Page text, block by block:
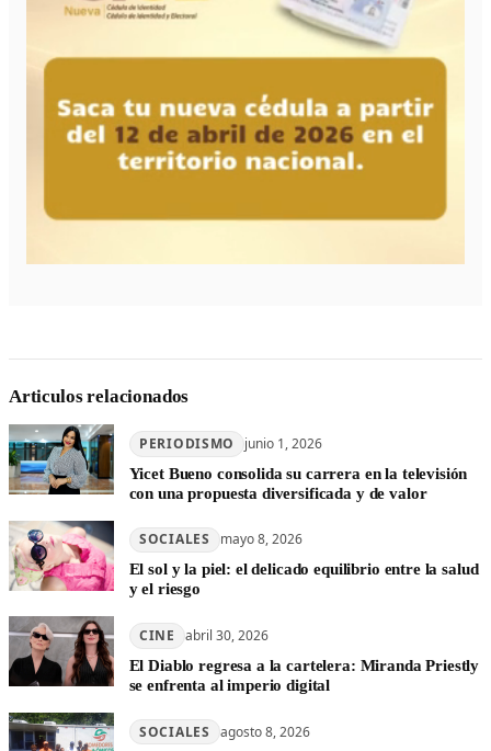
Articulos relacionados
PERIODISMO junio 1, 2026
Yicet Bueno consolida su carrera en la televisión
con una propuesta diversificada y de valor
SOCIALES mayo 8, 2026
El sol y la piel: el delicado equilibrio entre la salud
y el riesgo
CINE abril 30, 2026
El Diablo regresa a la cartelera: Miranda Priestly
se enfrenta al imperio digital
SOCIALES agosto 8, 2026